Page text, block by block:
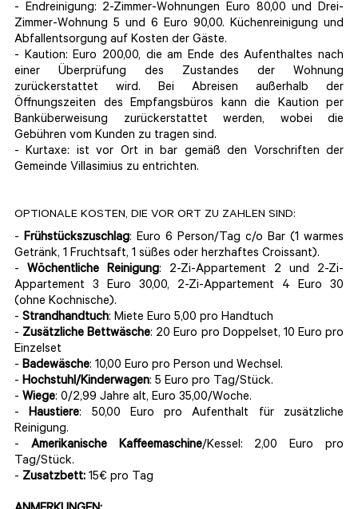
- Endreinigung: 2-Zimmer-Wohnungen Euro 80,00 und Drei-
Zimmer-Wohnung 5 und 6 Euro 90,00. Küchenreinigung und
Abfallentsorgung auf Kosten der Gäste.
- Kaution: Euro 200,00, die am Ende des Aufenthaltes nach
einer Überprüfung des Zustandes der Wohnung
zurückerstattet wird. Bei Abreisen außerhalb der
Öffnungszeiten des Empfangsbüros kann die Kaution per
Banküberweisung zurückerstattet werden, wobei die
Gebühren vom Kunden zu tragen sind.
- Kurtaxe: ist vor Ort in bar gemäß den Vorschriften der
Gemeinde Villasimius zu entrichten.
OPTIONALE KOSTEN, DIE VOR ORT ZU ZAHLEN SIND:
- Frühstückszuschlag: Euro 6 Person/Tag c/o Bar (1 warmes
Getränk, 1 Fruchtsaft, 1 süßes oder herzhaftes Croissant).
- Wöchentliche Reinigung: 2-Zi-Appartement 2 und 2-Zi-
Appartement 3 Euro 30,00, 2-Zi-Appartement 4 Euro 30
(ohne Kochnische).
- Strandhandtuch: Miete Euro 5,00 pro Handtuch
- Zusätzliche Bettwäsche: 20 Euro pro Doppelset, 10 Euro pro
Einzelset
- Badewäsche: 10,00 Euro pro Person und Wechsel.
- Hochstuhl/Kinderwagen: 5 Euro pro Tag/Stück.
- Wiege: 0/2,99 Jahre alt, Euro 35,00/Woche.
-Haustiere: 50,00 Euro pro Aufenthalt für zusätzliche
Reinigung.
- Amerikanische Kaffeemaschine/Kessel: 2,00 Euro pro
Tag/Stück.
- Zusatzbett: 15€ pro Tag